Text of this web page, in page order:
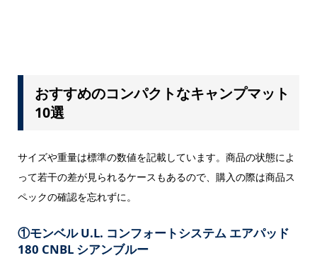
おすすめのコンパクトなキャンプマット
10選
サイズや重量は標準の数値を記載しています。商品の状態によ
って若干の差が見られるケースもあるので、購入の際は商品ス
ペックの確認を忘れずに。
①モンベル U.L. コンフォートシステム エアパッド
180 CNBL シアンブルー